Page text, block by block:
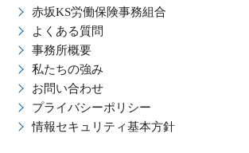
赤坂KS労働保険事務組合
よくある質問
事務所概要
私たちの強み
お問い合わせ
プライバシーポリシー
情報セキュリティ基本方針